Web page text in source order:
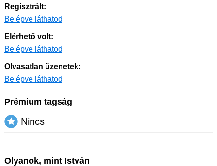
Regisztrált:
Belépve láthatod
Elérhető volt:
Belépve láthatod
Olvasatlan üzenetek:
Belépve láthatod
Prémium tagság
Nincs
Olyanok, mint István